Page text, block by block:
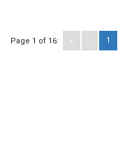
Page 1 of 16: « ‹ 1